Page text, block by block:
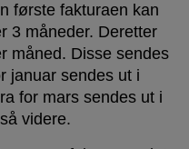
første fakturaen kan
3 måneder. Deretter
måned. Disse sendes
januar sendes ut i
for mars sendes ut i
videre.